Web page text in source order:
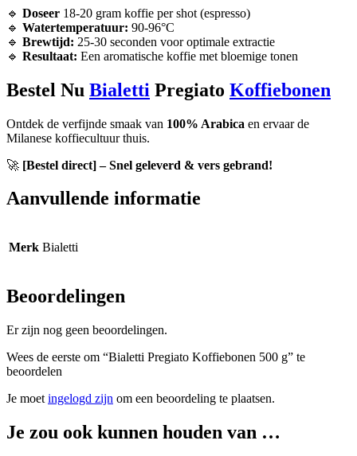
🔹 Doseer 18-20 gram koffie per shot (espresso)
🔹 Watertemperatuur: 90-96°C
🔹 Brewtijd: 25-30 seconden voor optimale extractie
🔹 Resultaat: Een aromatische koffie met bloemige tonen
Bestel Nu Bialetti Pregiato Koffiebonen
Ontdek de verfijnde smaak van 100% Arabica en ervaar de
Milanese koffiecultuur thuis.
🚀 [Bestel direct] – Snel geleverd & vers gebrand!
Aanvullende informatie
Merk Bialetti
Beoordelingen
Er zijn nog geen beoordelingen.
Wees de eerste om “Bialetti Pregiato Koffiebonen 500 g” te
beoordelen
Je moet ingelogd zijn om een beoordeling te plaatsen.
Je zou ook kunnen houden van …